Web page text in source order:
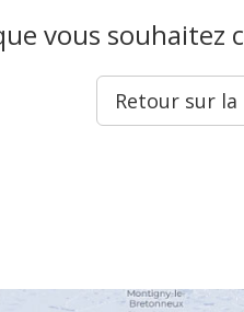
vous souhaitez
Retour sur la